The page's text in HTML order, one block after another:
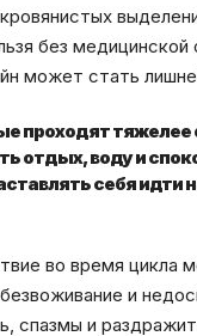
без медицинской
может стать
проходят тяжелее
отдых, воду и
себя идти
во время цикла
и
спазмы и